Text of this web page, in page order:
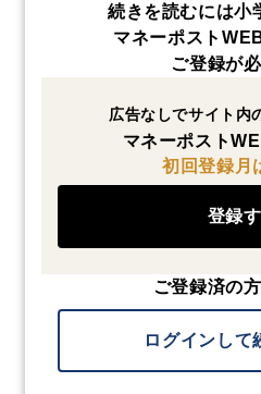
続きを読むには小
マネーポスト
ご登録が
広告なしでサイト内
マネーポスト
初回登録月
登録
ご登録済の
ログインして